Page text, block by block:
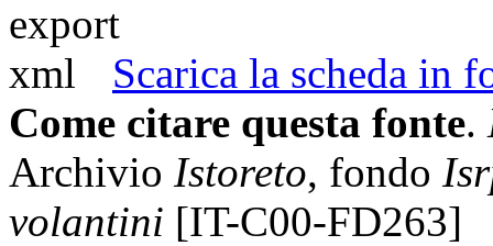
Scarica la scheda in
Come citare questa fonte.
Archivio Istoreto, fondo
volantini [IT-C00-FD263]